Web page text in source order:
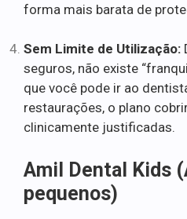
forma mais barata de
Sem Limite de Utilização:
seguros, não existe
que você pode ir ao
restaurações, o plano
clinicamente justificadas.
Amil Dental Kids
pequenos)